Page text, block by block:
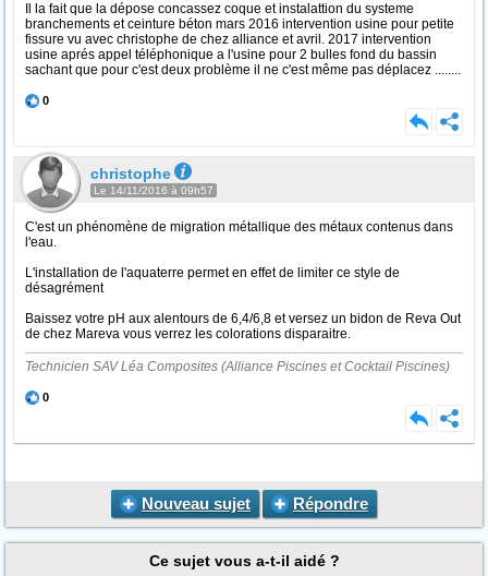
Il la fait que la dépose concassez coque et instalattion du systeme
branchements et ceinture béton mars 2016 intervention usine pour petite
fissure vu avec christophe de chez alliance et avril. 2017 intervention
usine aprés appel téléphonique a l'usine pour 2 bulles fond du bassin
sachant que pour c'est deux problème il ne c'est même pas déplacez ........
0
christophe
Le 14/11/2016 à 09h57
C'est un phénomène de migration métallique des métaux contenus dans
l'eau.
L'installation de l'aquaterre permet en effet de limiter ce style de
désagrément
Baissez votre pH aux alentours de 6,4/6,8 et versez un bidon de Reva Out
de chez Mareva vous verrez les colorations disparaitre.
Technicien SAV Léa Composites (Alliance Piscines et Cocktail Piscines)
0
Nouveau sujet Répondre
Ce sujet vous a-t-il aidé ?